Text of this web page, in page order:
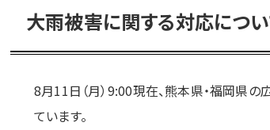
大雨被害に関する対応につ
8月11日（月）9:00現在、熊本県・福岡県
ています。